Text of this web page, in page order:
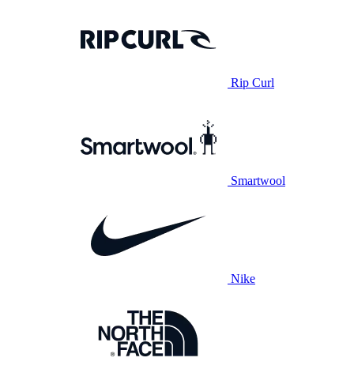
Rip Curl
Smartwool
Nike